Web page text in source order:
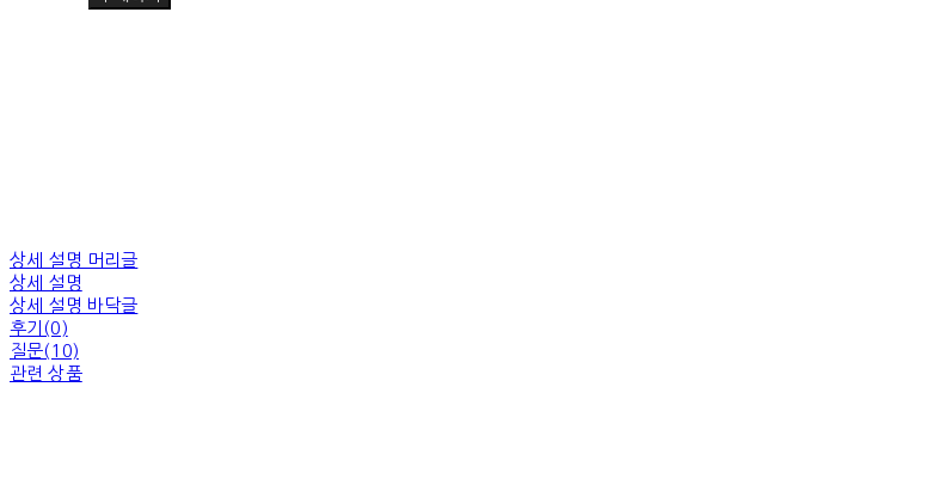
상세 설명 머리글
상세 설명
상세 설명 바닥글
후기(0)
질문(10)
관련 상품